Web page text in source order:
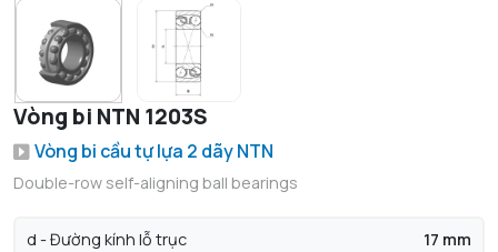
Vòng bi NTN 1203S
Vòng bi cầu tự lựa 2 dãy NTN
Double-row self-aligning ball bearings
d - Đường kính lỗ trục 17 mm